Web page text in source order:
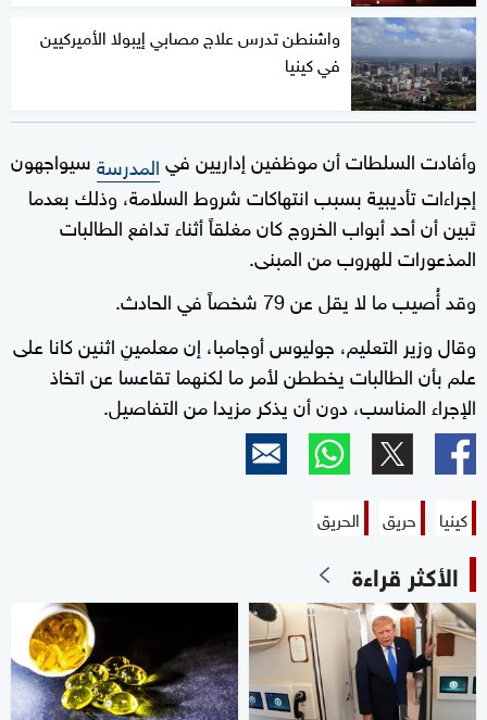
واشنطن تدرس علاج مصابي إيبولا الأميركيين
في كينيا
وأفادت السلطات أن موظفين إداريين فيالمدرسةسيواجهون
إجراءات تأديبية بسبب انتهاكات شروط السلامة، وذلك بعدما
تَبين أن أحد أبواب الخروج كان مغلقاً أثناء تدافع الطالبات
المذعورات للهروب من المبنى.
وقد أُصيب ما لا يقل عن 79 شخصاً في الحادث.
وقال وزير التعليم، جوليوس أوجامبا، إن معلمينِ اثنين كانا على
علم بأن الطالبات يخططن لأمر ما لكنهما تقاعسا عن اتخاذ
الإجراء المناسب، دون أن يذكر مزيدا من التفاصيل.
كينيا حريق الحريق
الأكثر قراءة